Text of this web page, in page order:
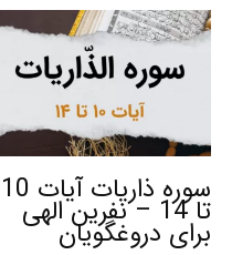
سوره ذاریات آیات 10
تا 14 – نفرین الهی
برای دروغگویان